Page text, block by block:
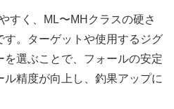
すく、ML〜MHクラスの硬さ
す。ターゲットや使用するジグ
選ぶことで、フォールの安定
精度が向上し、釣果アップに